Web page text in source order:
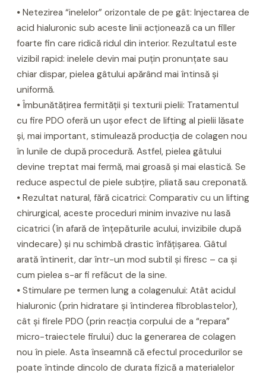
⦁ Netezirea “inelelor” orizontale de pe gât: Injectarea de
acid hialuronic sub aceste linii acționează ca un filler
foarte fin care ridică ridul din interior. Rezultatul este
vizibil rapid: inelele devin mai puțin pronunțate sau
chiar dispar, pielea gâtului apărând mai întinsă și
uniformă.
⦁ Îmbunătățirea fermității și texturii pielii: Tratamentul
cu fire PDO oferă un ușor efect de lifting al pielii lăsate
și, mai important, stimulează producția de colagen nou
în lunile de după procedură. Astfel, pielea gâtului
devine treptat mai fermă, mai groasă și mai elastică. Se
reduce aspectul de piele subțire, pliată sau creponată.
⦁ Rezultat natural, fără cicatrici: Comparativ cu un lifting
chirurgical, aceste proceduri minim invazive nu lasă
cicatrici (în afară de înțepăturile acului, invizibile după
vindecare) și nu schimbă drastic înfățișarea. Gâtul
arată întinerit, dar într-un mod subtil și firesc – ca și
cum pielea s-ar fi refăcut de la sine.
⦁ Stimulare pe termen lung a colagenului: Atât acidul
hialuronic (prin hidratare și întinderea fibroblastelor),
cât și firele PDO (prin reacția corpului de a “repara”
micro-traiectele firului) duc la generarea de colagen
nou în piele. Asta înseamnă că efectul procedurilor se
poate întinde dincolo de durata fizică a materialelor